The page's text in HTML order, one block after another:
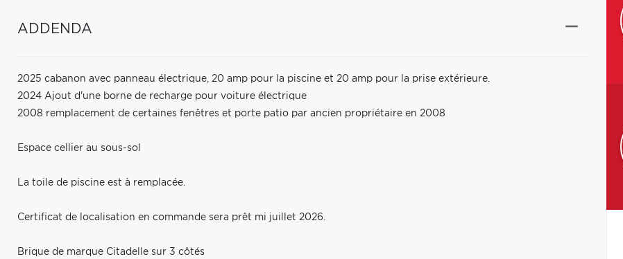
ADDENDA
2025 cabanon avec panneau électrique, 20 amp pour la piscine et 20 amp pour la prise extérieure.
2024 Ajout d'une borne de recharge pour voiture électrique
2008 remplacement de certaines fenêtres et porte patio par ancien propriétaire en 2008
Espace cellier au sous-sol
La toile de piscine est à remplacée.
Certificat de localisation en commande sera prêt mi juillet 2026.
Brique de marque Citadelle sur 3 côtés